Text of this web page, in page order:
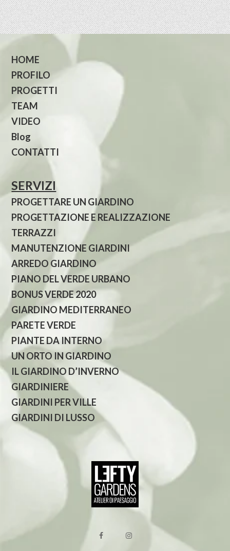
HOME
PROFILO
PROGETTI
TEAM
VIDEO
Blog
CONTATTI
SERVIZI
PROGETTARE UN GIARDINO
PROGETTAZIONE E REALIZZAZIONE
TERRAZZI
MANUTENZIONE GIARDINI
ARREDO GIARDINO
PIANO DEL VERDE URBANO
BONUS VERDE 2020
GIARDINO MEDITERRANEO
PARETE VERDE
PIANTE DA INTERNO
UN ORTO IN GIARDINO
IL GIARDINO D’INVERNO
GIARDINIERE
GIARDINI PER VILLE
GIARDINI DI LUSSO